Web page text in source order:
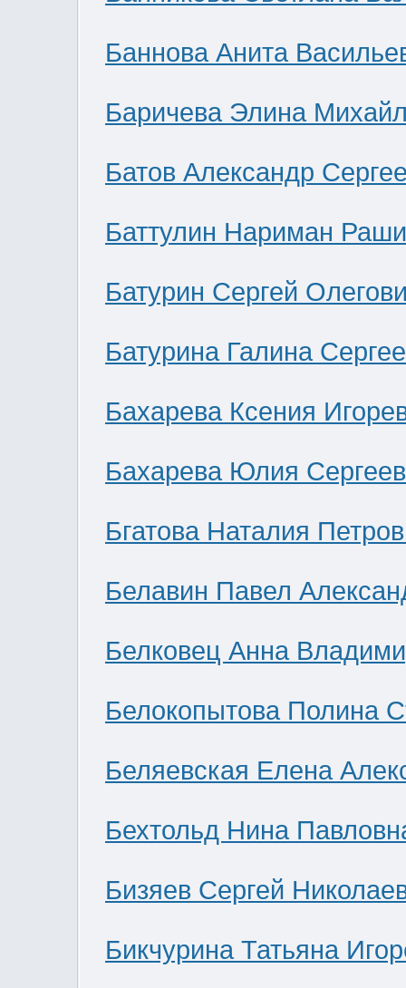
Баннова Анита
Баричева Элина
Батов Александр
Баттулин Нариман
Батурин Сергей
Батурина Галина
Бахарева Ксения
Бахарева Юлия
Бгатова Наталия
Белавин Павел
Белковец Анна
Белокопытова Полина
Беляевская Елена
Бехтольд Нина
Бизяев Сергей
Бикчурина Татьяна